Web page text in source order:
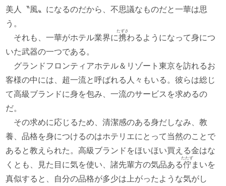
美人〝風〟になるのだから、不思議なものだと一華は思
う。
それも、一華がホテル業界に携
たずさ
わるようになって身につ
いた武器の一つである。
グランドフロンティアホテル＆リゾート東京を訪れるお
客様の中には、超一流と呼ばれる人々もいる。彼らは総じ
て高級ブランドに身を包み、一流のサービスを求めるの
だ。
その求めに応じるため、清潔感のある身だしなみ、教
養、品格を身につけるのはホテリエにとって当然のことで
あると教えられた。高級ブランドをほいほい買える金はな
くとも、見た目に気を使い、諸先輩方の気品ある佇
たたず
まいを
真似すると、自分の品格が多少は上がったような気がし